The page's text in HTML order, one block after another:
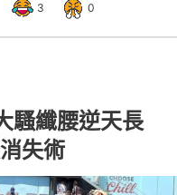
3 0
騷纖腰逆天長
失術